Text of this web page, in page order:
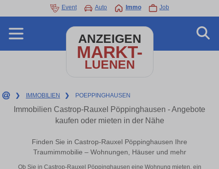
Event Auto Immo Job
ANZEIGEN
MARKT-
LUENEN
❯ IMMOBILIEN ❯ POEPPINGHAUSEN
Immobilien Castrop-Rauxel Pöppinghausen - Angebote
kaufen oder mieten in der Nähe
Finden Sie in Castrop-Rauxel Pöppinghausen Ihre
Traumimmobilie – Wohnungen, Häuser und mehr
Ob Sie in Castrop-Rauxel Pöppinghausen eine Wohnung mieten, ein